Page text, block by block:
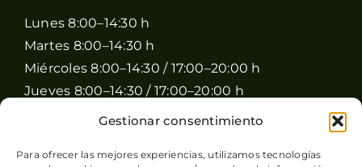
Gestionar consentimiento
Para ofrecer las mejores experiencias, utilizamos tecnologías
Lunes 8:00–14:30 h
Martes 8:00–14:30 h
Miércoles 8:00–14:30 / 17:00–20:00 h
Jueves 8:00–14:30 / 17:00–20:00 h
Viernes 8:00–14:30 / 17:00–20:00 h
Domingo Cerrado